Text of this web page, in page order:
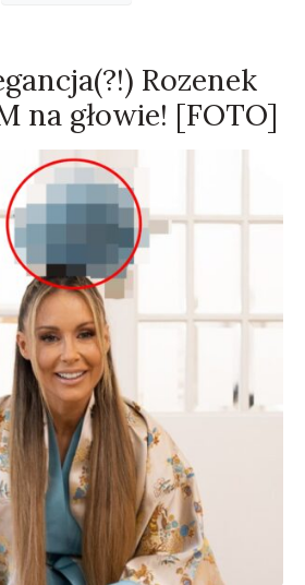
Rozenek
na głowie! [FOTO]